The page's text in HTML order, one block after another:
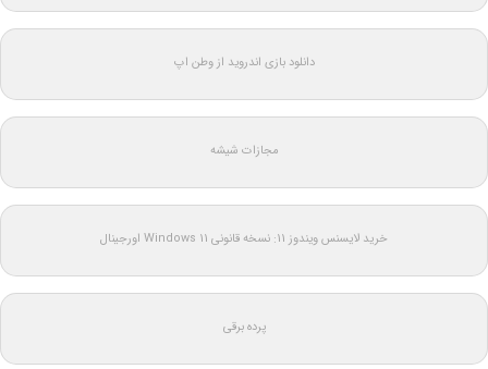
دانلود بازی اندروید از وطن اپ
مجازات شیشه
خرید لایسنس ویندوز 11: نسخه قانونی Windows 11 اورجینال
پرده برقی